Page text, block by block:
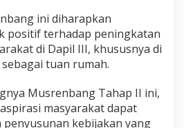
ini diharapkan
positif terhadap peningkatan
di Dapil III, khususnya di
tuan rumah.
Musrenbang Tahap II ini,
masyarakat dapat
penyusunan kebijakan yang